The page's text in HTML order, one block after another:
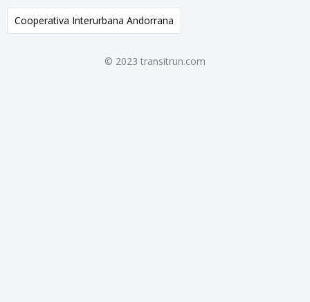
Cooperativa Interurbana Andorrana
© 2023 transitrun.com